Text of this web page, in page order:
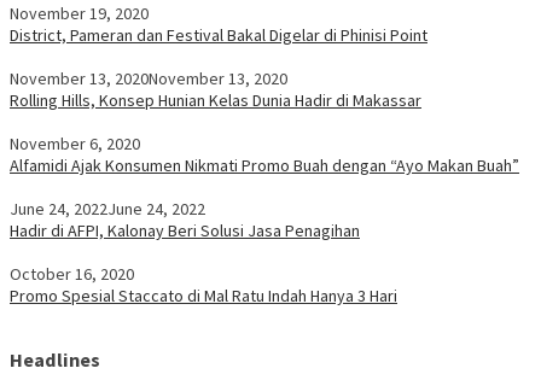
November 19, 2020
District, Pameran dan Festival Bakal Digelar di Phinisi Point
November 13, 2020November 13, 2020
Rolling Hills, Konsep Hunian Kelas Dunia Hadir di Makassar
November 6, 2020
Alfamidi Ajak Konsumen Nikmati Promo Buah dengan “Ayo Makan Buah”
June 24, 2022June 24, 2022
Hadir di AFPI, Kalonay Beri Solusi Jasa Penagihan
October 16, 2020
Promo Spesial Staccato di Mal Ratu Indah Hanya 3 Hari
Headlines